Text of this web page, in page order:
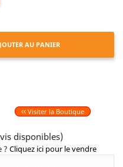
AU PANIER
Visiter la Boutique
disponibles)
? Cliquez ici pour le vendre